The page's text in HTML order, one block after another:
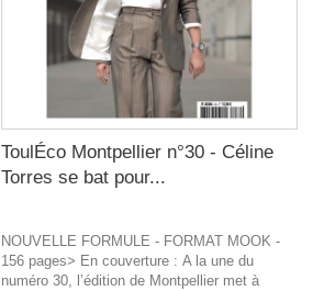
ToulÉco Montpellier n°30 - Céline
Torres se bat pour...
NOUVELLE FORMULE - FORMAT MOOK -
156 pages> En couverture : A la une du
numéro 30, l’édition de Montpellier met à